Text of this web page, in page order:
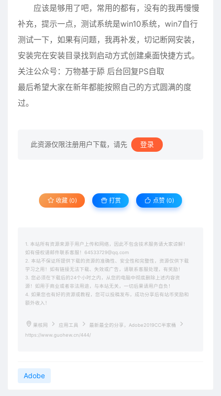
应该是够用了吧，常用的都有，没有的我再慢慢
补充，提示一点，测试系统是win10系统，win7自行
测试一下，如果有问题，我再补发，切记断网安装，
安装完在安装目录找到启动方式创建桌面快捷方式。
关注公众号：万物基于舔 后台回复PS自取
最后希望大家在新年都能按照自己的方式圆满的度
过。
此资源仅限注册用户下载，请先 登录
收藏 (0) 打赏 点赞 (0)
1. 本站所有资源来源于用户上传和网络，因此不包含技术服务请大家谅解！
如有侵权请邮件联系客服！64533729@qq.com
2. 本站不保证所提供下载的资源的准确性、安全性和完整性，资源仅供下载
学习之用！如有链接无法下载、失效或广告，请联系客服处理，有奖励！
3. 您必须在下载后的24个小时之内，从您的电脑中彻底删除上述内容资
源！如用于商业或者非法用途，与本站无关，一切后果请用户自负！
4. 如果您也有好的资源或教程，您可以投稿发布，成功分享后有站币奖励和
额外收入！
果核网 应用工具
最新最全的分享，Adobe2019CC半家桶
https://www.guohew.cn/444/
Adobe